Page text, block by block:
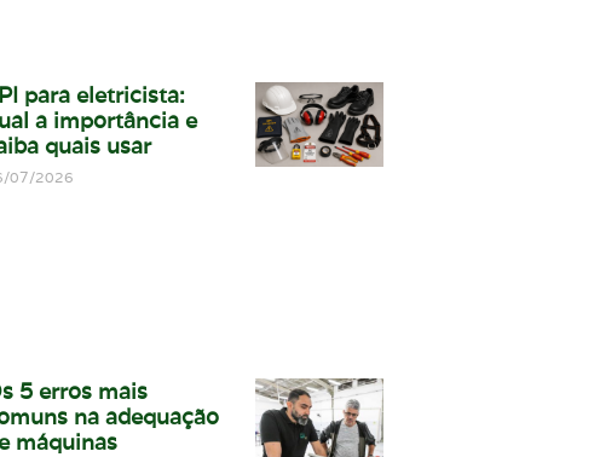
para eletricista:
a importância e
quais usar
07/2026
5 erros mais
na adequação
máquinas